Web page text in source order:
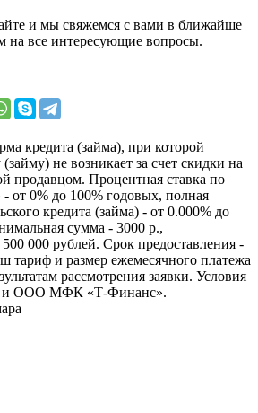
и мы свяжемся с вами в ближайше
на все интересующие вопросы.
кредита (займа), при которой
не возникает за счет скидки на
продавцом. Процентная ставка по
- от 0% до 100% годовых, полная
кредита (займа) - от 0.000% до
сумма - 3000 р.,
000 рублей. Срок предоставления -
тариф и размер ежемесячного платежа
рассмотрения заявки. Условия
и ООО МФК «Т-Финанс».